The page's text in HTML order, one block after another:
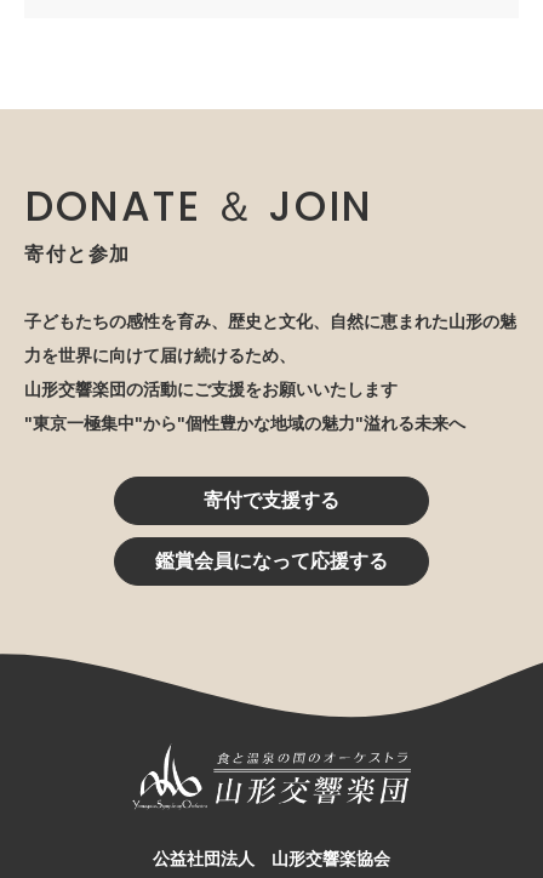
DONATE ＆ JOIN
寄付と参加
子どもたちの感性を育み、歴史と文化、自然に恵まれた山形の魅
力を世界に向けて届け続けるため、
山形交響楽団の活動にご支援をお願いいたします
"東京一極集中"から"個性豊かな地域の魅力"溢れる未来へ
寄付で支援する
鑑賞会員になって応援する
公益社団法人 山形交響楽協会